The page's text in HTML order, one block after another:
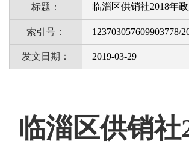
标题： 临淄区供销社2018年
索引号： 123703057609903778/
发文日期： 2019-03-29
临淄区供销